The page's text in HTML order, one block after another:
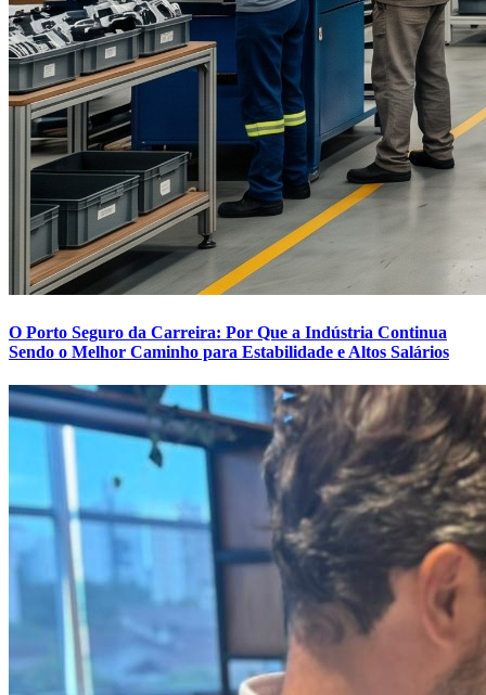
O Porto Seguro da Carreira: Por Que a Indústria Continua
Sendo o Melhor Caminho para Estabilidade e Altos Salários